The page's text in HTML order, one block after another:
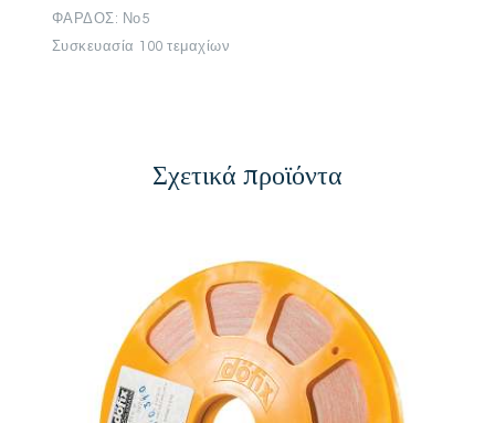
ΦΑΡΔΟΣ: Νο5
Συσκευασία 100 τεμαχίων
Σχετικά προϊόντα